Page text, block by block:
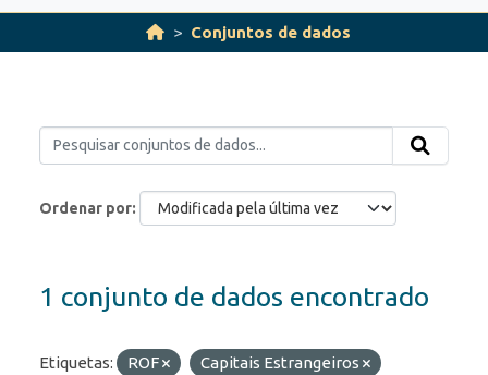
Conjuntos de dados
Ordenar por
1 conjunto de dados encontrado
Etiquetas: ROF
Capitais Estrangeiros